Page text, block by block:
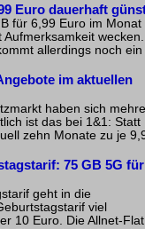
Euro dauerhaft
für 6,99 Euro im Monat
wecken.
allerdings noch ein
im aktuellen
haben sich
ist das bei 1&1: Statt
zehn Monate zu je
75 GB 5G für
geht in die
viel
10 Euro. Die Allnet-Flat